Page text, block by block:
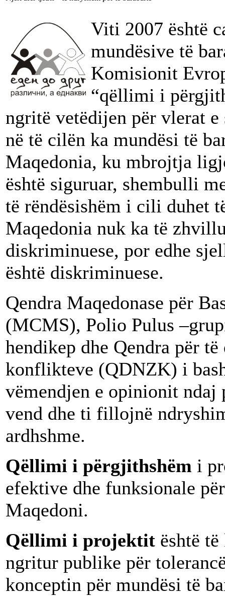
Viti 2007 është
mundësive të
Komisionit
“qëllimi i
ngritë vetëdijen për vlerat e
në të cilën ka mundësi të
Maqedonia, ku mbrojtja
është siguruar, shembulli
të rëndësishëm i cili duhet
Maqedonia nuk ka të
diskriminuese, por edhe
është diskriminuese.
Qendra Maqedonase për
(MCMS), Polio Pulus
hendikep dhe Qendra për
konflikteve (QDNZK) i
vëmendjen e opinionit
vend dhe ti fillojnë
ardhshme.
Qëllimi i përgjithshëm i
efektive dhe funksionale
Maqedoni.
Qëllimi i projektit është
ngritur publike për
konceptin për mundësi të